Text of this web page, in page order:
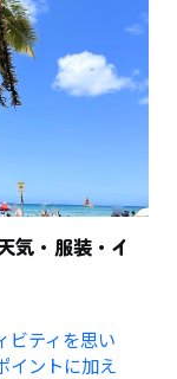
気・服装・イ
ビティを思い
イントに加え